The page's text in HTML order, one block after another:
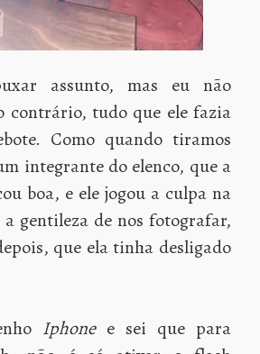
assunto, mas eu não
contrário, tudo que ele fazia
Como quando tiramos
integrante do elenco, que a
boa, e ele jogou a culpa na
gentileza de nos fotografar,
que ela tinha desligado
Iphonee sei que para